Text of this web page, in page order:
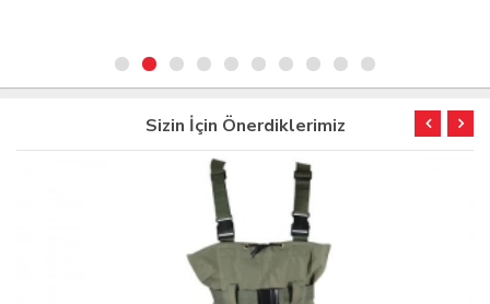
Sizin İçin Önerdiklerimiz